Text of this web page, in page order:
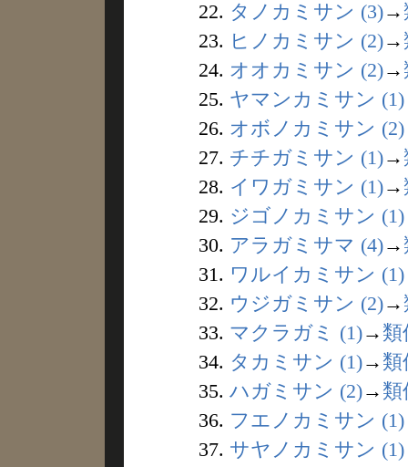
22. タノカミサン (3)→
23. ヒノカミサン (2)→
24. オオカミサン (2)→
25. ヤマンカミサン (1)
26. オボノカミサン (2)
27. チチガミサン (1)→
28. イワガミサン (1)→
29. ジゴノカミサン (1)
30. アラガミサマ (4)→
31. ワルイカミサン (1)
32. ウジガミサン (2)→
33. マクラガミ (1)→ 類
34. タカミサン (1)→ 類
35. ハガミサン (2)→ 類
36. フエノカミサン (1)
37. サヤノカミサン (1)